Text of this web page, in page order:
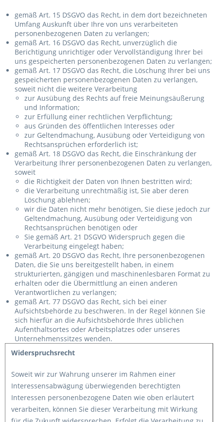
gemäß Art. 15 DSGVO das Recht, in dem dort bezeichneten
Umfang Auskunft über Ihre von uns verarbeiteten
personenbezogenen Daten zu verlangen;
gemäß Art. 16 DSGVO das Recht, unverzüglich die
Berichtigung unrichtiger oder Vervollständigung Ihrer bei
uns gespeicherten personenbezogenen Daten zu verlangen;
gemäß Art. 17 DSGVO das Recht, die Löschung Ihrer bei uns
gespeicherten personenbezogenen Daten zu verlangen,
soweit nicht die weitere Verarbeitung
zur Ausübung des Rechts auf freie Meinungsäußerung
und Information;
zur Erfüllung einer rechtlichen Verpflichtung;
aus Gründen des öffentlichen Interesses oder
zur Geltendmachung, Ausübung oder Verteidigung von
Rechtsansprüchen erforderlich ist;
gemäß Art. 18 DSGVO das Recht, die Einschränkung der
Verarbeitung Ihrer personenbezogenen Daten zu verlangen,
soweit
die Richtigkeit der Daten von Ihnen bestritten wird;
die Verarbeitung unrechtmäßig ist, Sie aber deren
Löschung ablehnen;
wir die Daten nicht mehr benötigen, Sie diese jedoch zur
Geltendmachung, Ausübung oder Verteidigung von
Rechtsansprüchen benötigen oder
Sie gemäß Art. 21 DSGVO Widerspruch gegen die
Verarbeitung eingelegt haben;
gemäß Art. 20 DSGVO das Recht, Ihre personenbezogenen
Daten, die Sie uns bereitgestellt haben, in einem
strukturierten, gängigen und maschinenlesbaren Format zu
erhalten oder die Übermittlung an einen anderen
Verantwortlichen zu verlangen;
gemäß Art. 77 DSGVO das Recht, sich bei einer
Aufsichtsbehörde zu beschweren. In der Regel können Sie
sich hierfür an die Aufsichtsbehörde Ihres üblichen
Aufenthaltsortes oder Arbeitsplatzes oder unseres
Unternehmenssitzes wenden.
Widerspruchsrecht
Soweit wir zur Wahrung unserer im Rahmen einer
Interessensabwägung überwiegenden berechtigten
Interessen personenbezogene Daten wie oben erläutert
verarbeiten, können Sie dieser Verarbeitung mit Wirkung